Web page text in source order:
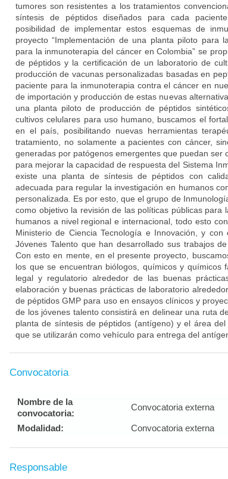
tumores son resistentes a los tratamientos
síntesis de péptidos diseñados para cada
posibilidad de implementar estos esquemas de
proyecto “Implementación de una planta piloto para
para la inmunoterapia del cáncer en Colombia” se
de péptidos y la certificación de un laboratorio de
producción de vacunas personalizadas basadas en
paciente para la inmunoterapia contra el cáncer en
de importación y producción de estas nuevas
una planta piloto de producción de péptidos
cultivos celulares para uso humano, buscamos el
en el país, posibilitando nuevas herramientas
tratamiento, no solamente a pacientes con cáncer,
generadas por patógenos emergentes que puedan ser
para mejorar la capacidad de respuesta del Sistema
existe una planta de síntesis de péptidos con
adecuada para regular la investigación en humanos
personalizada. Es por esto, que el grupo de
como objetivo la revisión de las políticas públicas para
humanos a nivel regional e internacional, todo esto
Ministerio de Ciencia Tecnología e Innovación, y
Jóvenes Talento que han desarrollado sus trabajos
Con esto en mente, en el presente proyecto,
los que se encuentran biólogos, químicos y químicos
legal y regulatorio alrededor de las buenas
elaboración y buenas prácticas de laboratorio
de péptidos GMP para uso en ensayos clínicos y
de los jóvenes talento consistirá en delinear una ruta
planta de síntesis de péptidos (antígeno) y el área
que se utilizarán como vehículo para entrega del
Convocatoria
Nombre de la
convocatoria:
Convocatoria externa
Modalidad: Convocatoria externa
Responsable